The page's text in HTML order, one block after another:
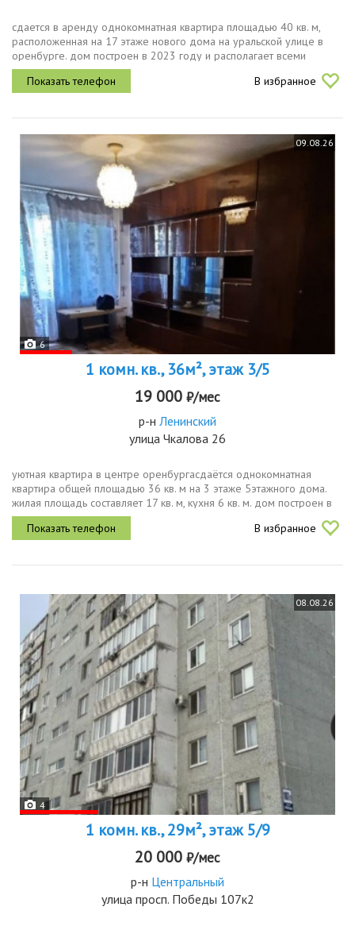
сдается в аренду однокомнатная квартира площадью 40 кв. м,
расположенная на 17 этаже нового дома на уральской улице в
оренбурге. дом построен в 2023 году и располагает всеми
современными удобствами, включая пассажирский и грузовой
лифты, а также...
В избранное
09.08.26
6
1 комн. кв., 36м², этаж 3/5
19 000 ₽/мес
р-н Ленинский
улица Чкалова 26
уютная квартира в центре оренбургасдаётся однокомнатная
квартира общей площадью 36 кв. м на 3 этаже 5этажного дома.
жилая площадь составляет 17 кв. м, кухня 6 кв. м. дом построен в
1977 году и выполнен из панельных материалов. окна квартиры
выходят...
В избранное
08.08.26
4
1 комн. кв., 29м², этаж 5/9
20 000 ₽/мес
р-н Центральный
улица просп. Победы 107к2